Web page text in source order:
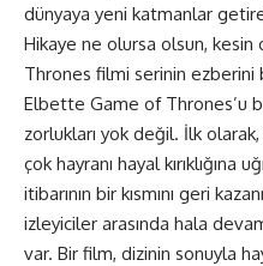
dünyaya yeni katmanlar
Hikaye ne olursa olsun,
Thrones filmi serinin
Elbette Game of Thrones’u
zorlukları yok değil. İlk
çok hayranı hayal kırıklığına
itibarının bir kısmını geri
izleyiciler arasında hala
var. Bir film, dizinin sonuyla